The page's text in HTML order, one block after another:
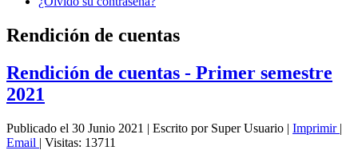
Rendición de cuentas
Rendición de cuentas - Primer semestre
2021
Publicado el 30 Junio 2021 | Escrito por Super Usuario | Imprimir |
Email | Visitas: 13711